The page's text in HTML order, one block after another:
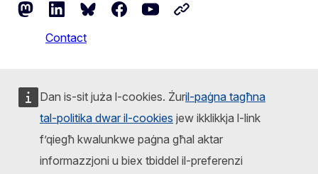
Dan is-sit juża l-cookies. Żuril-paġna tagħna
tal-politika dwar il-cookies jew ikklikkja l-link
f’qiegħ kwalunkwe paġna għal aktar
informazzjoni u biex tbiddel il-preferenzi
MastodonLinkedInBlueskyFacebookYoutubeOther networks
Contact
Languages on our websites
Cookies
Privacy policy